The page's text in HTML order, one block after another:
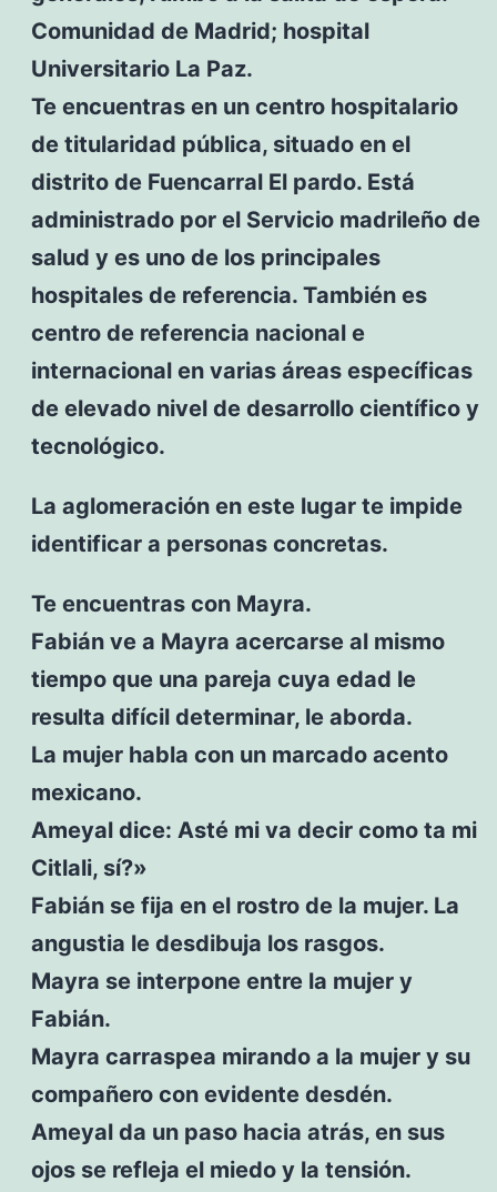
Comunidad de Madrid; hospital
Universitario La Paz.
Te encuentras en un centro hospitalario
de titularidad pública, situado en el
distrito de Fuencarral El pardo. Está
administrado por el Servicio madrileño de
salud y es uno de los principales
hospitales de referencia. También es
centro de referencia nacional e
internacional en varias áreas específicas
de elevado nivel de desarrollo científico y
tecnológico.
La aglomeración en este lugar te impide
identificar a personas concretas.
Te encuentras con Mayra.
Fabián ve a Mayra acercarse al mismo
tiempo que una pareja cuya edad le
resulta difícil determinar, le aborda.
La mujer habla con un marcado acento
mexicano.
Ameyal dice: Asté mi va decir como ta mi
Citlali, sí?»
Fabián se fija en el rostro de la mujer. La
angustia le desdibuja los rasgos.
Mayra se interpone entre la mujer y
Fabián.
Mayra carraspea mirando a la mujer y su
compañero con evidente desdén.
Ameyal da un paso hacia atrás, en sus
ojos se refleja el miedo y la tensión.